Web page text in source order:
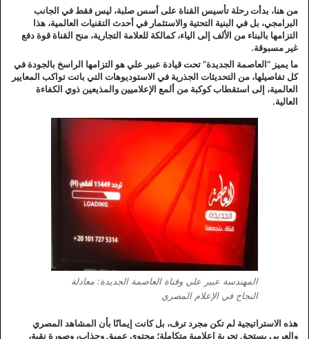
من هنا، بدأت رحلة تأسيس القناة على أسس صلبة، ليس فقط في الجانب
البرامجي، بل في البنية التحتية والاستثمار في أحدث التقنيات العالمية، هذا
التزامها بالبناء من الألف إلى الياء، كمالكة للعلامة التجارية، منح القناة قوة دفع
غير مسبوقة.
ما يميز “العاصمة الجديدة” تحت قيادة عبير علي هو التزامها الراسخ بالجودة في
كل تفاصيلها، من التحديثات الجذرية في الاستوديوهات التي باتت تواكب المعايير
العالمية، إلى استقطاب كوكبة من ألمع الإعلاميين والمذيعين ذوي الكفاءة
العالية.
المهندسة عبير علي وقناة العاصمة الجديدة: معادلة
النجاح في الإعلام المصري
هذه الاستراتيجية لم تكن مجرد ترف، بل كانت إيمانًا بأن المشاهد المصري
والعربي يستحق تجربة إعلامية متكاملة؛ محتوى عميق وجذاب، وصورة نقية،